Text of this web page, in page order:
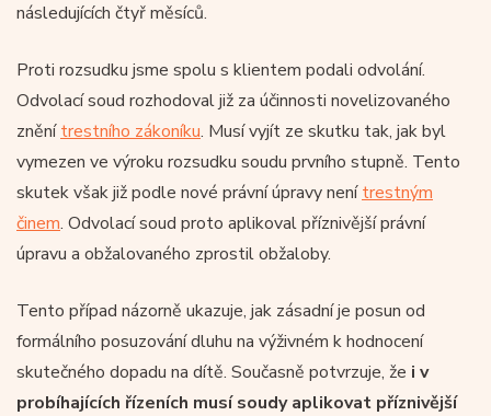
následujících čtyř měsíců.
Proti rozsudku jsme spolu s klientem podali odvolání.
Odvolací soud rozhodoval již za účinnosti novelizovaného
zněnítrestního zákoníku. Musí vyjít ze skutku tak, jak byl
vymezen ve výroku rozsudku soudu prvního stupně. Tento
skutek však již podle nové právní úpravy nenítrestným
činem. Odvolací soud proto aplikoval příznivější právní
úpravu a obžalovaného zprostil obžaloby.
Tento případ názorně ukazuje, jak zásadní je posun od
formálního posuzování dluhu na výživném k hodnocení
skutečného dopadu na dítě. Současně potvrzuje, že i v
probíhajících řízeních musí soudy aplikovat příznivější